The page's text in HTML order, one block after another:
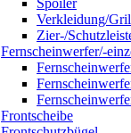
Spoiler
Verkleidung/
Zier-/
Fernscheinwerfer/-
Frontscheibe